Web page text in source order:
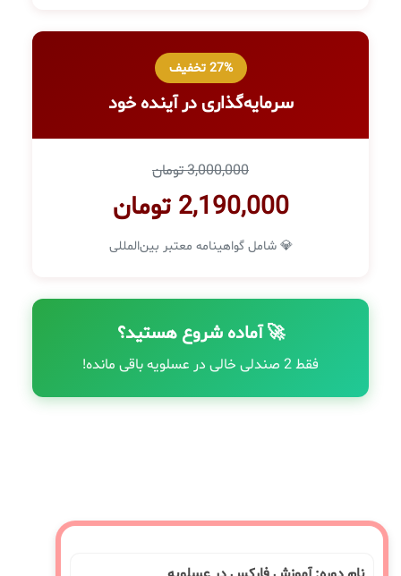
27% تخفیف
سرمایه‌گذاری در آینده خود
3,000,000 تومان
2,190,000 تومان
💎 شامل گواهینامه معتبر بین‌المللی
🚀 آماده شروع هستید؟
فقط 2 صندلی خالی در عسلویه باقی مانده!